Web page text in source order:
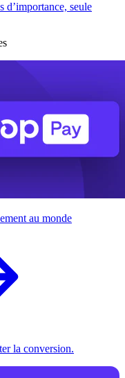
d’importance, seule
au monde
la conversion.